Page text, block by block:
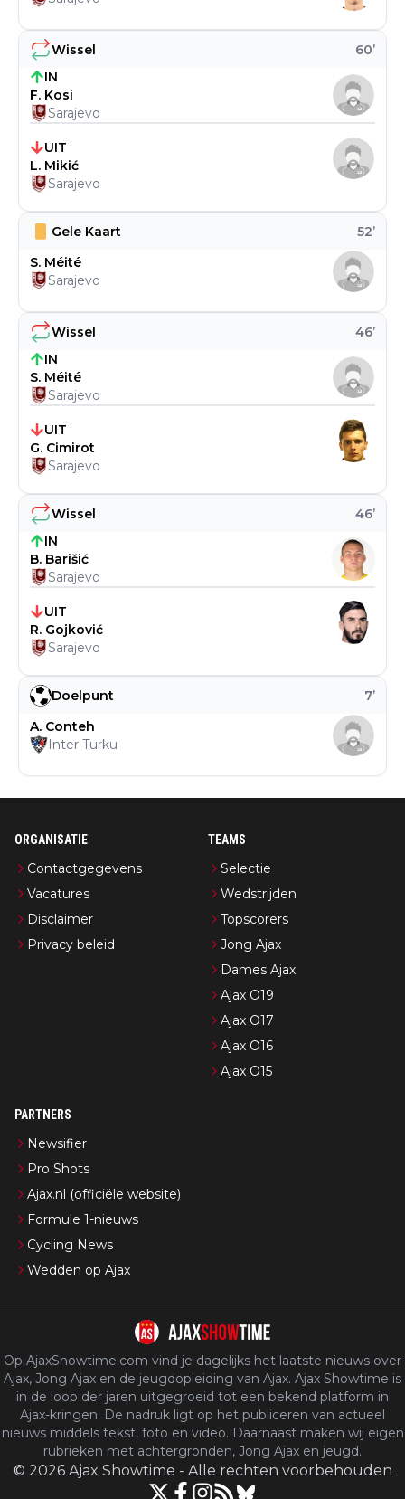
Doelpunt 7’
A. Conteh
Inter Turku
Wissel 46’
IN
B. Barišić
Sarajevo
UIT
R. Gojković
Sarajevo
Wissel 46’
IN
S. Méité
Sarajevo
UIT
G. Cimirot
Sarajevo
Gele Kaart 52’
S. Méité
Sarajevo
Wissel 60’
IN
F. Kosi
Sarajevo
UIT
L. Mikić
Sarajevo
ORGANISATIE
Contactgegevens
Vacatures
Disclaimer
Privacy beleid
TEAMS
Selectie
Wedstrijden
Topscorers
Jong Ajax
Dames Ajax
Ajax O19
Ajax O17
Ajax O16
Ajax O15
PARTNERS
Newsifier
Pro Shots
Ajax.nl (officiële website)
Formule 1-nieuws
Cycling News
Wedden op Ajax
Op AjaxShowtime.com vind je dagelijks het laatste nieuws over
Ajax, Jong Ajax en de jeugdopleiding van Ajax. Ajax Showtime is
in de loop der jaren uitgegroeid tot een bekend platform in
Ajax-kringen. De nadruk ligt op het publiceren van actueel
nieuws middels tekst, foto en video. Daarnaast maken wij eigen
rubrieken met achtergronden, Jong Ajax en jeugd.
© 2026 Ajax Showtime - Alle rechten voorbehouden